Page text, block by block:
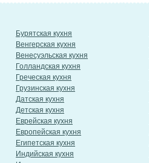
Бурятская кухня
Венгерская кухня
Венесуэльская кухня
Голландская кухня
Греческая кухня
Грузинская кухня
Датская кухня
Детская кухня
Еврейская кухня
Европейская кухня
Египетская кухня
Индийская кухня